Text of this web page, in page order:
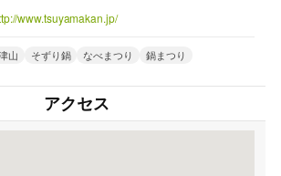
www.tsuyamakan.jp/
山 そずり鍋 なべまつり 鍋まつり
アクセス